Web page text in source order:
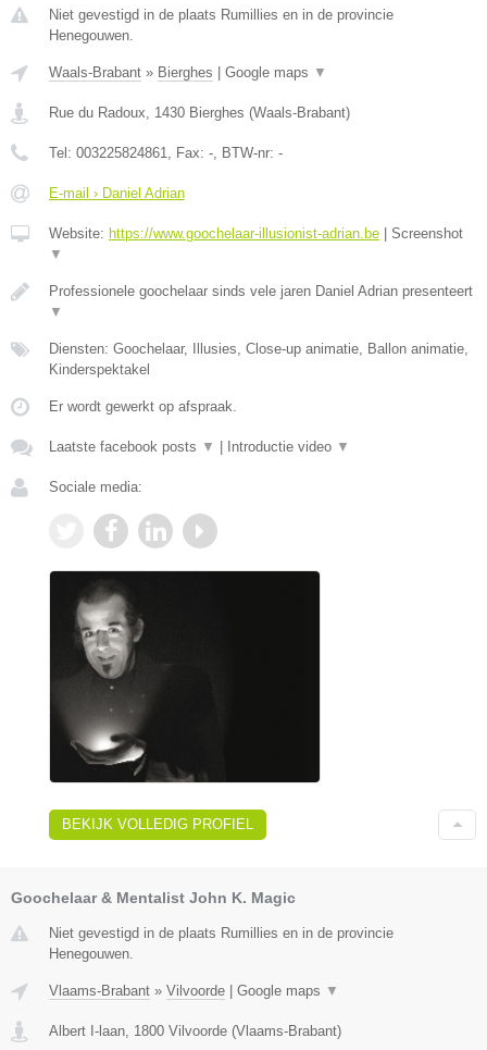
Niet gevestigd in de plaats Rumillies en in de provincie
Henegouwen.
Waals-Brabant » Bierghes Google maps ▼
Rue du Radoux, 1430 Bierghes (Waals-Brabant)
Tel: 003225824861, Fax: -, BTW-nr: -
E-mail › Daniel Adrian
Website: https://www.goochelaar-illusionist-adrian.be
Screenshot
▼
Professionele goochelaar sinds vele jaren Daniel Adrian presenteert
▼
Diensten: Goochelaar, Illusies, Close-up animatie, Ballon animatie,
Kinderspektakel
Er wordt gewerkt op afspraak.
Laatste facebook posts ▼ Introductie video ▼
Sociale media:
BEKIJK VOLLEDIG PROFIEL
Goochelaar & Mentalist John K. Magic
Niet gevestigd in de plaats Rumillies en in de provincie
Henegouwen.
Vlaams-Brabant » Vilvoorde Google maps ▼
Albert I-laan, 1800 Vilvoorde (Vlaams-Brabant)